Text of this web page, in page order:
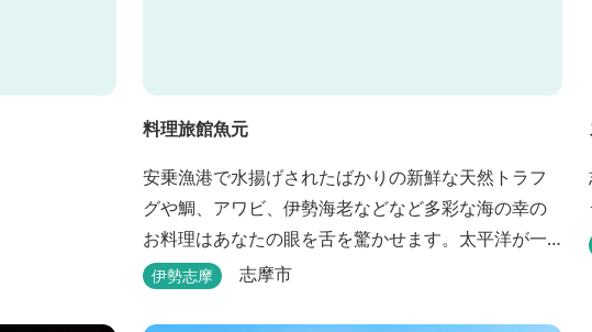
料理旅館魚元
安乗漁港で水揚げされたばかりの新鮮な天然トラフ
グや鯛、アワビ、伊勢海老などなど多彩な海の幸の
お料理はあなたの眼を舌を驚かせます。太平洋が一
望できる静かな宿。
伊勢志摩 志摩市